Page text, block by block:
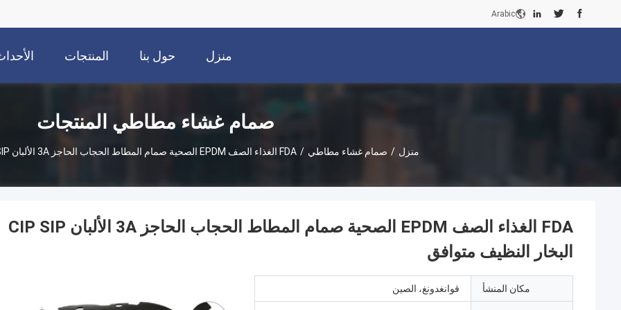
Arabic
منزل حول بنا المنتجات
صمام غشاء مطاطي المنتجات
منزل / صمام غشاء مطاطي / FDA الغذاء الصف EPDM الصحية صمام المطاط الحجاب الحاجز 3A الألبان CIP SIP البخار النظيف متوافق
FDA الغذاء الصف EPDM الصحية صمام المطاط الحجاب الحاجز 3A الألبان CIP SIP
البخار النظيف متوافق
مكان المنشأ قوانغدونغ، الصين